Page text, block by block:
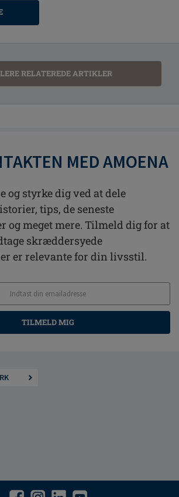
RELATEREDE ARTIKLER
MED AMOENA
og styrke dig ved at dele
tips, de seneste
og meget mere. Tilmeld dig for at
skræddersyede
er relevante for din livsstil.
TILMELD MIG